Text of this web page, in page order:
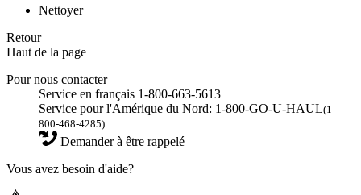
Nettoyer
Retour
Haut de la page
Pour nous contacter
Service en français 1-800-663-5613
Service pour l'Amérique du Nord: 1-800-GO-U-HAUL(1-
800-468-4285)
Demander à être rappelé
Vous avez besoin d'aide?